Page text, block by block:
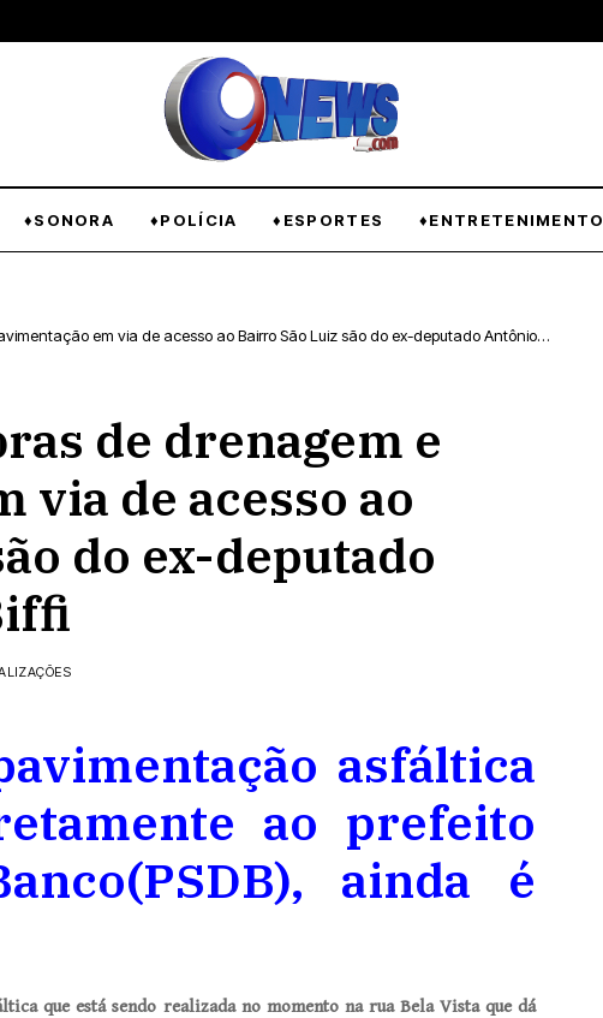
♦SONORA ♦POLÍCIA ♦ESPORTES ♦ENTRETENIMENTO
em via de acesso ao Bairro São Luiz são do ex-deputado Antônio
de drenagem e
via de acesso ao
do ex-deputado
asfáltica
ao prefeito
ainda é
que está sendo realizada no momento na rua Bela Vista que dá